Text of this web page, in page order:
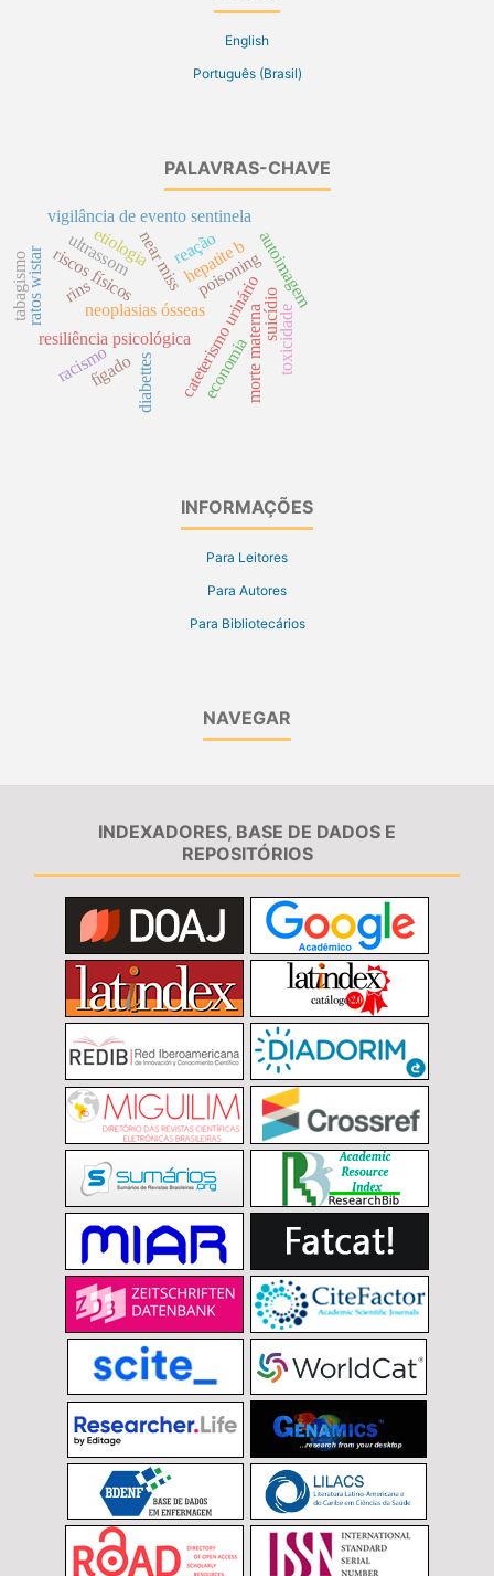
English
Português (Brasil)
PALAVRAS-CHAVE
hepatite b
neoplasias ósseas
poisoning
ultrassom
cateterismo urinário
near miss
vigilância de evento sentinela
resiliência psicológica
riscos físicos autoimagem
morte materna
economia
suicídio
reação
diabettes
toxicidade
ratos wistar
fígado
rins
racismo
etiologia
tabagismo
INFORMAÇÕES
Para Leitores
Para Autores
Para Bibliotecários
NAVEGAR
INDEXADORES, BASE DE DADOS E
REPOSITÓRIOS